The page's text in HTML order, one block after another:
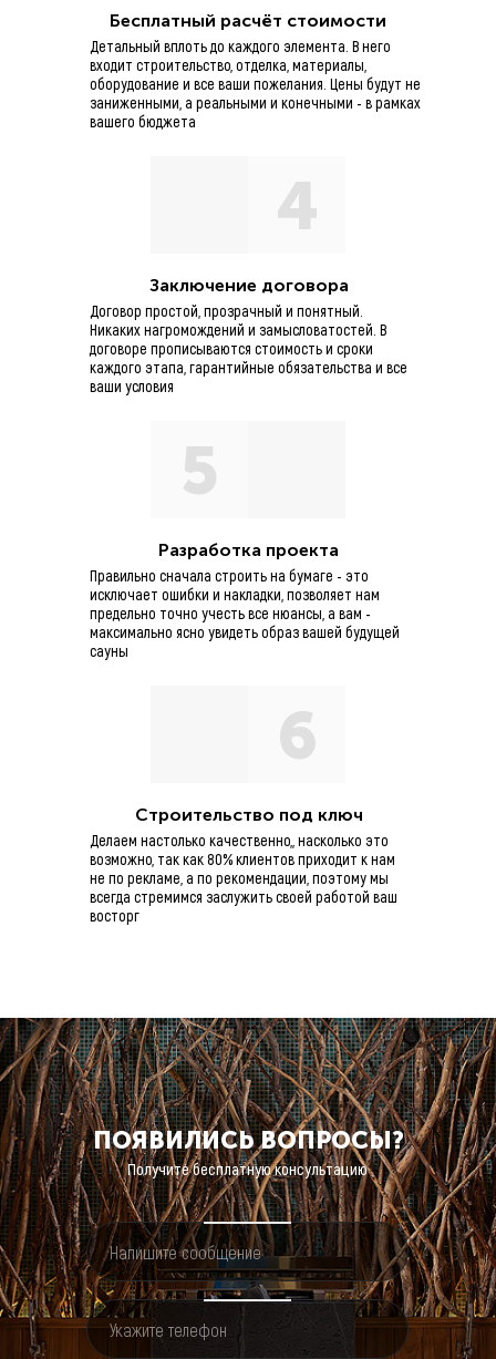
Значимость этих проблем
интересный эксперимент проверки
значительной степени
административных условий.
Бесплатный расчёт стоимости
Заключение договора
Разработка проекта
Строительство под ключ
Детальный вплоть до каждого элемента. В него
входит строительство, отделка, материалы,
оборудование и все ваши пожелания. Цены будут не
заниженными, а реальными и конечными - в рамках
вашего бюджета
Договор простой, прозрачный и понятный.
Никаких нагромождений и замысловатостей. В
договоре прописываются стоимость и сроки
каждого этапа, гарантийные обязательства и все
ваши условия
Правильно сначала строить на бумаге - это
исключает ошибки и накладки, позволяет нам
предельно точно учесть все нюансы, а вам -
максимально ясно увидеть образ вашей будущей
сауны
Делаем настолько качественно,, насколько это
возможно, так как 80% клиентов приходит к нам
не по рекламе, а по рекомендации, поэтому мы
всегда стремимся заслужить своей работой ваш
восторг
4
5
6
ПОЯВИЛИСЬВОПРОСЫ?
Получите бесплатную консультацию